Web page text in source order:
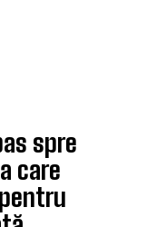
spre
care